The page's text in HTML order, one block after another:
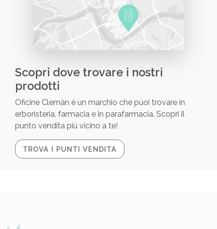
Scopri dove trovare i nostri
prodotti
Oficine Clemàn è un marchio che puoi trovare in
erboristeria, farmacia e in parafarmacia. Scopri il
punto vendita più vicino a te!
TROVA I PUNTI VENDITA